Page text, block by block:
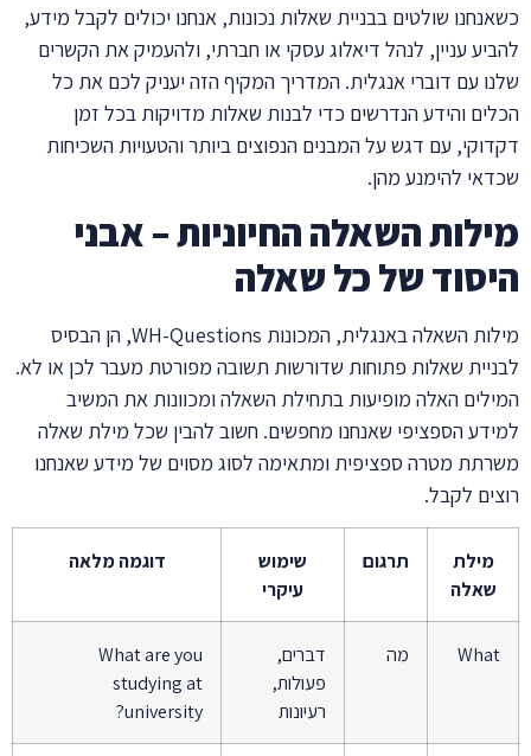
כשאנחנו שולטים בבניית שאלות נכונות, אנחנו יכולים לקבל מידע,
להביע עניין, לנהל דיאלוג עסקי או חברתי, ולהעמיק את הקשרים
שלנו עם דוברי אנגלית. המדריך המקיף הזה יעניק לכם את כל
הכלים והידע הנדרשים כדי לבנות שאלות מדויקות בכל זמן
דקדוקי, עם דגש על המבנים הנפוצים ביותר והטעויות השכיחות
שכדאי להימנע מהן.
מילות השאלה החיוניות – אבני
היסוד של כל שאלה
מילות השאלה באנגלית, המכונות WH-Questions, הן הבסיס
לבניית שאלות פתוחות שדורשות תשובה מפורטת מעבר לכן או לא.
המילים האלה מופיעות בתחילת השאלה ומכוונות את המשיב
למידע הספציפי שאנחנו מחפשים. חשוב להבין שכל מילת שאלה
משרתת מטרה ספציפית ומתאימה לסוג מסוים של מידע שאנחנו
רוצים לקבל.
מילת
שאלה
תרגום
שימוש
עיקרי
דוגמה מלאה
What מה
דברים,
פעולות,
רעיונות
What are you
studying at
university?